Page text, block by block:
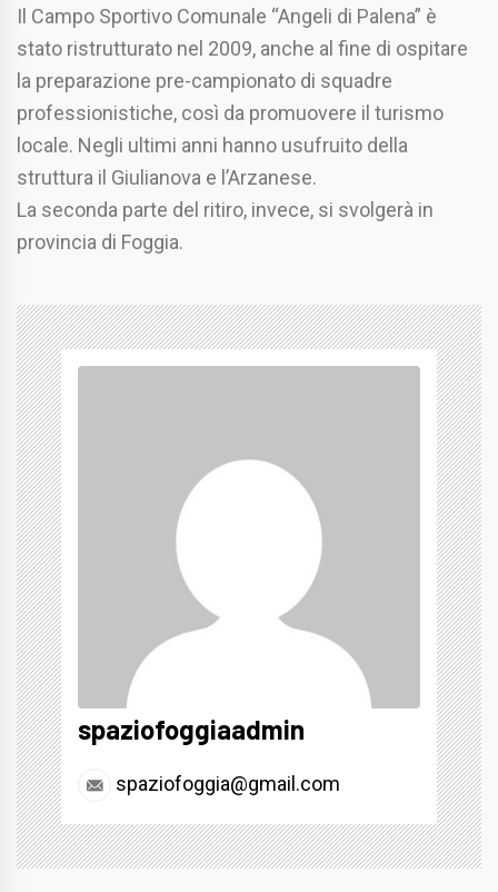
Il Campo Sportivo Comunale “Angeli di Palena” è
stato ristrutturato nel 2009, anche al fine di ospitare
la preparazione pre-campionato di squadre
professionistiche, così da promuovere il turismo
locale. Negli ultimi anni hanno usufruito della
struttura il Giulianova e l’Arzanese.
La seconda parte del ritiro, invece, si svolgerà in
provincia di Foggia.
spaziofoggiaadmin
spaziofoggia@gmail.com